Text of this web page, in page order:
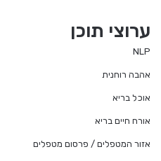
ערוצי תוכן
NLP
אהבה רוחנית
אוכל בריא
אורח חיים בריא
אזור המטפלים / פרסום מטפלים